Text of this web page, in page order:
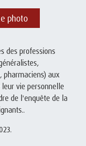
photo
des professions
pharmaciens) aux
vie personnelle
de l'enquête de la